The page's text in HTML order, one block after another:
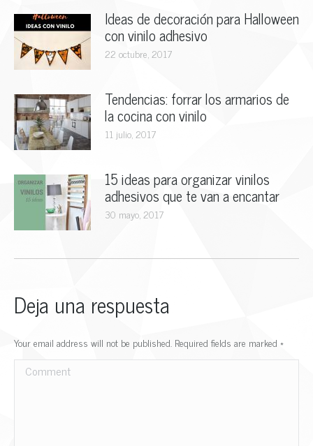
Ideas de decoración para Halloween
con vinilo adhesivo
22 octubre, 2017
Tendencias: forrar los armarios de
la cocina con vinilo
11 julio, 2017
15 ideas para organizar vinilos
adhesivos que te van a encantar
30 mayo, 2017
Deja una respuesta
Your email address will not be published. Required fields are marked *
Comment